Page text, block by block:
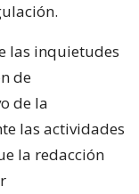
las inquietudes
de
de la
las actividades
la redacción